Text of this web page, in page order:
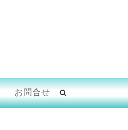
お問合せ